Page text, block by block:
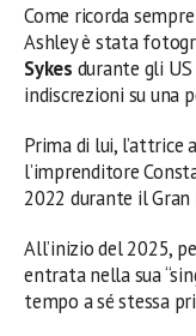
Come ricorda
Ashley è stata
Sykes durante gli
indiscrezioni su una
Prima di lui, l’attrice
l’imprenditore
2022 durante il Gran
All’inizio del 2025,
entrata nella sua
tempo a sé stessa